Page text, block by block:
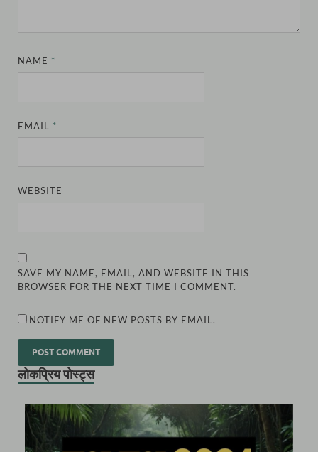
NAME *
EMAIL *
WEBSITE
SAVE MY NAME, EMAIL, AND WEBSITE IN THIS
BROWSER FOR THE NEXT TIME I COMMENT.
NOTIFY ME OF NEW POSTS BY EMAIL.
लोकप्रिय पोस्ट्स